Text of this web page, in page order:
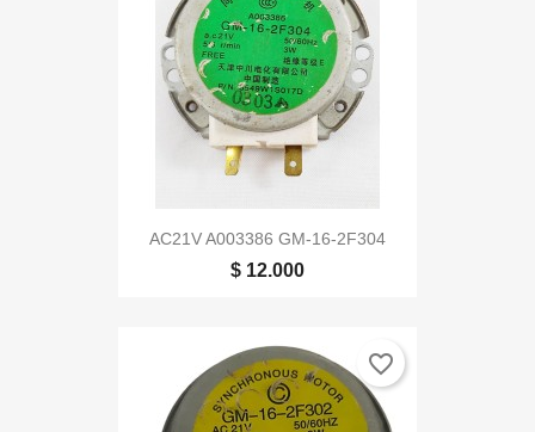
AC21V A003386 GM-16-2F304
$ 12.000
favorite_border